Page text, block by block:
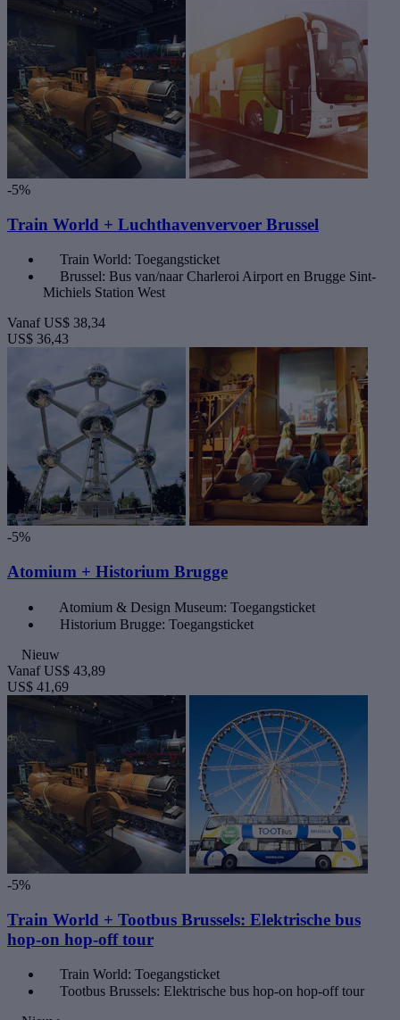
-5%
Train World + Luchthavenvervoer Brussel
Train World: Toegangsticket
Brussel: Bus van/naar Charleroi Airport en Brugge Sint-
Michiels Station West
Vanaf US$ 38,34
US$ 36,43
-5%
Atomium + Historium Brugge
Atomium & Design Museum: Toegangsticket
Historium Brugge: Toegangsticket
Nieuw
Vanaf US$ 43,89
US$ 41,69
-5%
Train World + Tootbus Brussels: Elektrische bus
hop-on hop-off tour
Train World: Toegangsticket
Tootbus Brussels: Elektrische bus hop-on hop-off tour